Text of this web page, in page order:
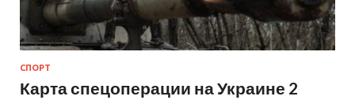
СПОРТ
Карта спецоперации на Украине 2